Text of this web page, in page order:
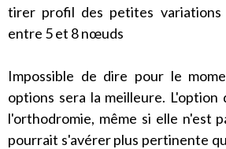
tirer profil des petites
entre 5 et 8nœuds
Impossible de dire pour le
options sera la meilleure.
l'orthodromie, même si elle n'est
pourrait s'avérer plus pertinente